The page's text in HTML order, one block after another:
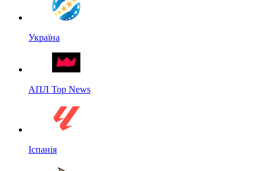
Україна
АПЛ Top News
Іспанія